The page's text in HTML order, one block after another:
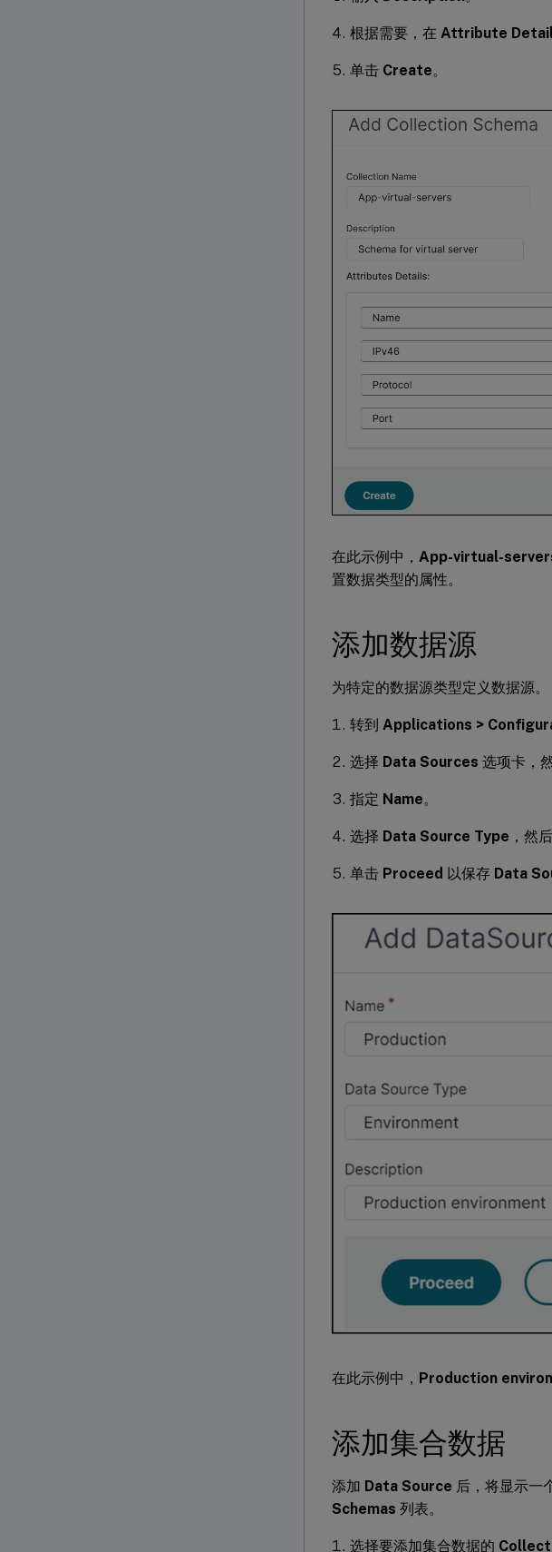
根据需要，在 Attribute
单击 Create。
在此示例中， App-virtual-
置数据类型的属性。
添加数据源
为特定的数据源类型定义数据源。
转到 Applications >
选择 Data Sources 选项卡，
指定 Name。
选择 Data Source Type ，然
单击 Proceed 以保存 Data
在此示例中， Production
添加集合数据
添加 Data Source 后，将显示一
Schemas 列表。
选择要添加集合数据的